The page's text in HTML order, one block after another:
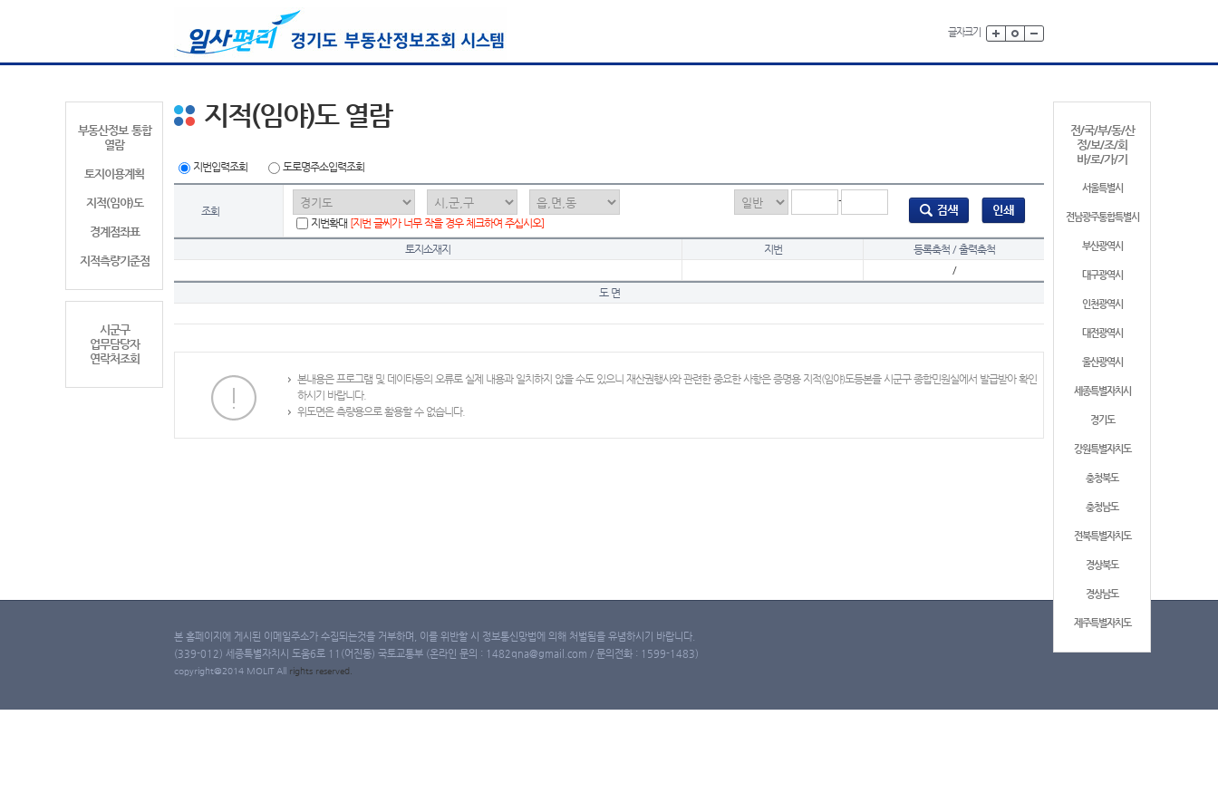
글자크기
부동산정보 통합
열람
토지이용계획
지적(임야)도
경계점좌표
지적측량기준점
시군구
업무담당자
연락처조회
전/국/부/동/산
정/보/조/회
바/로/가/기
서울특별시
전남광주통합특별시
부산광역시
대구광역시
인천광역시
대전광역시
울산광역시
세종특별자치시
경기도
강원특별자치도
충청북도
충청남도
전북특별자치도
경상북도
경상남도
제주특별자치도
지적(임야)도 열람
지번입력조회 도로명주소입력조회
조회
-
지번확대 [지번 글씨가 너무 작을 경우 체크하여 주십시오]
토지소재지 지번
등록축척 / 출력축척
/
도 면
본내용은 프로그램 및 데이타등의 오류로 실제 내용과 일치하지 않을 수도 있으니 재산권행사와 관련한 중요한 사항은 증명용 지적(임야)도등본을 시군구 종합민원실에서 발급받아 확인
하시기 바랍니다.
위도면은 측량용으로 활용할 수 없습니다.
본 홈페이지에 게시된 이메일주소가 수집되는것을 거부하며, 이를 위반할 시 정보통신망법에 의해 처벌됨을 유념하시기 바랍니다.
(339-012) 세종특별자치시 도움6로 11(어진동) 국토교통부 (온라인 문의 : 1482qna@gmail.com / 문의전화 : 1599-1483)
copyright@2014 MOLIT All rights reserved.